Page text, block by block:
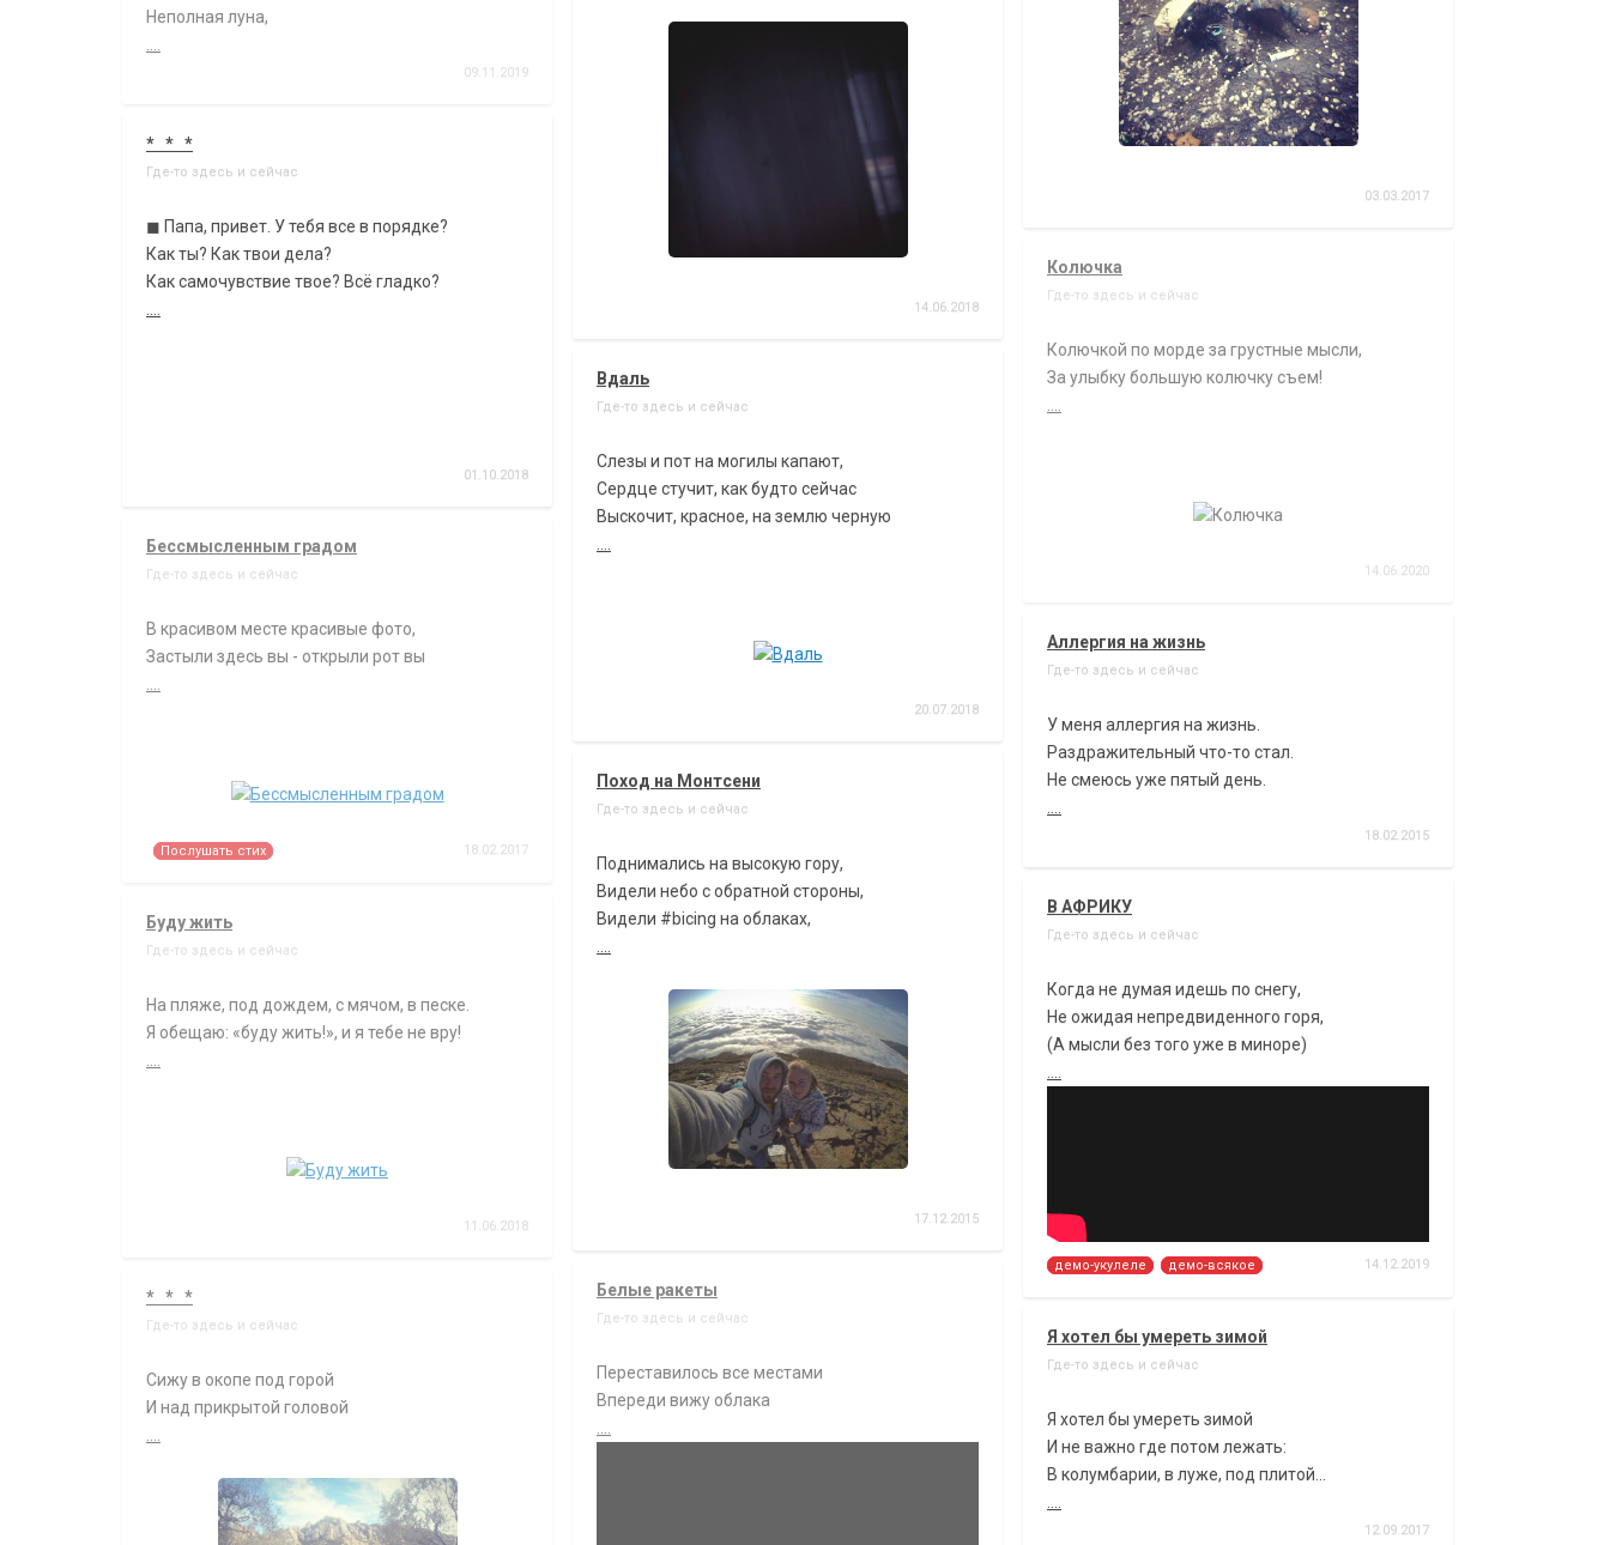
03.03.2017
14.06.2018
Неполная луна,
09.11.2019
* * *
Где-то здесь и сейчас
◼ Папа, привет. У тебя все в порядке?
Как ты? Как твои дела?
Как самочувствие твое? Всё гладко?
01.10.2018
Колючка
Где-то здесь и сейчас
Колючкой по морде за грустные мысли,
За улыбку большую колючку съем!
14.06.2020
Вдаль
Где-то здесь и сейчас
Слезы и пот на могилы капают,
Сердце стучит, как будто сейчас
Выскочит, красное, на землю черную
20.07.2018
Бессмысленным градом
Где-то здесь и сейчас
В красивом месте красивые фото,
Застыли здесь вы - открыли рот вы
Послушать стих 18.02.2017
Аллергия на жизнь
Где-то здесь и сейчас
У меня аллергия на жизнь.
Раздражительный что-то стал.
Не смеюсь уже пятый день.
18.02.2015
Поход на Монтсени
Где-то здесь и сейчас
Поднимались на высокую гору,
Видели небо с обратной стороны,
Видели #bicing на облаках,
17.12.2015
В АФРИКУ
Где-то здесь и сейчас
Когда не думая идешь по снегу,
Не ожидая непредвиденного горя,
(А мысли без того уже в миноре)
демо-укулеле демо-всякое 14.12.2019
Буду жить
Где-то здесь и сейчас
На пляже, под дождем, с мячом, в песке.
Я обещаю: «буду жить!», и я тебе не вру!
11.06.2018
Белые ракеты
Где-то здесь и сейчас
Переставилось все местами
Впереди вижу облака
* * *
Где-то здесь и сейчас
Сижу в окопе под горой
И над прикрытой головой
Я хотел бы умереть зимой
Где-то здесь и сейчас
Я хотел бы умереть зимой
И не важно где потом лежать:
В колумбарии, в луже, под плитой...
12.09.2017